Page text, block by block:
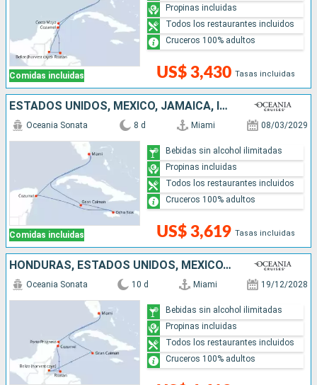
Comidas incluidas US$ 3,430 Tasas incluidas
Propinas incluidas
Todos los restaurantes incluidos
Cruceros 100% adultos
ESTADOS UNIDOS, MÉXICO, JAMAICA, ISLAS CAIMÁN
Comidas incluidas
Oceania Sonata 8 d Miami 08/03/2029
US$ 3,619 Tasas incluidas
Bebidas sin alcohol ilimitadas
Propinas incluidas
Todos los restaurantes incluidos
Cruceros 100% adultos
HONDURAS, ESTADOS UNIDOS, MÉXICO, ISLAS CAIMÁN, BELICE
Oceania Sonata 10 d Miami 19/12/2028
Bebidas sin alcohol ilimitadas
Propinas incluidas
Todos los restaurantes incluidos
Cruceros 100% adultos